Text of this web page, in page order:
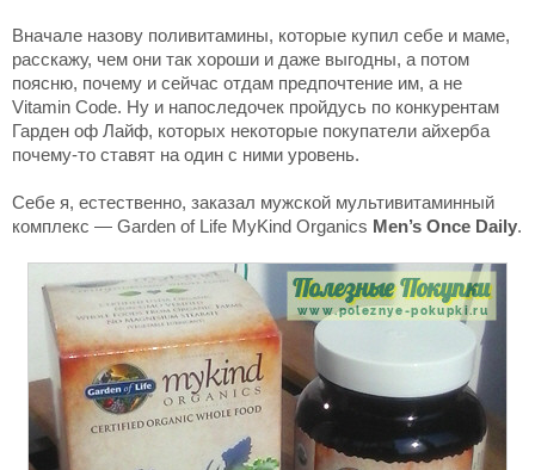
Вначале назову поливитамины, которые купил себе и маме,
расскажу, чем они так хороши и даже выгодны, а потом
поясню, почему и сейчас отдам предпочтение им, а не
Vitamin Code. Ну и напоследочек пройдусь по конкурентам
Гарден оф Лайф, которых некоторые покупатели айхерба
почему-то ставят на один с ними уровень.
Себе я, естественно, заказал мужской мультивитаминный
комплекс — Garden of Life MyKind Organics Men’s Once Daily.